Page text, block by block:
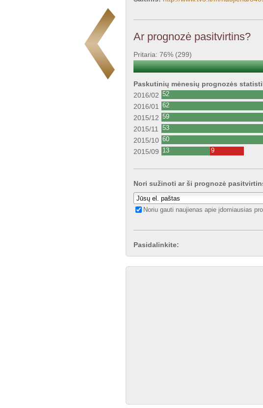
Ar prognozė pasitvirtins?
Pritaria: 76% (299)
Paskutinių mėnesių prognozės
2016/02 52
2016/01 62
2015/12 59
2015/11 53
2015/10 60
2015/09 13 9
Nori sužinoti ar ši prognozė
Noriu gauti naujienas apie įdomiausias
Pasidalinkite: